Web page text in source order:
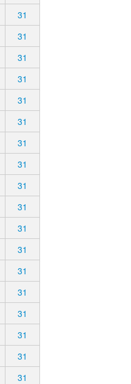
31
31
31
31
31
31
31
31
31
31
31
31
31
31
31
31
31
31